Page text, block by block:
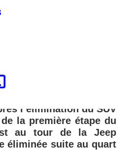
Festival Automobile
« Plus Belle Voiture de
l’élimination du SUV
la première étape du
au tour de la Jeep
éliminée suite au quart